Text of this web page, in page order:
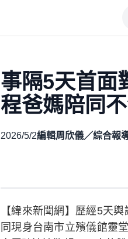
事隔5天首
程爸媽陪同
2026/5/2編輯周欣儀／綜合報
【緯來新聞網】歷經5天
同現身台南市立殯儀館靈